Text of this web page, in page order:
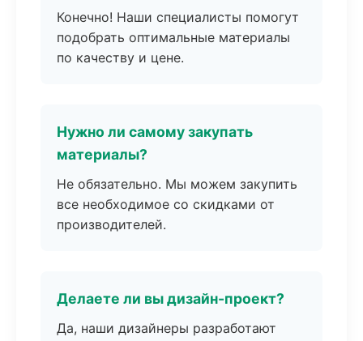
Конечно! Наши специалисты помогут
подобрать оптимальные материалы
по качеству и цене.
Нужно ли самому закупать
материалы?
Не обязательно. Мы можем закупить
все необходимое со скидками от
производителей.
Делаете ли вы дизайн-проект?
Да, наши дизайнеры разработают